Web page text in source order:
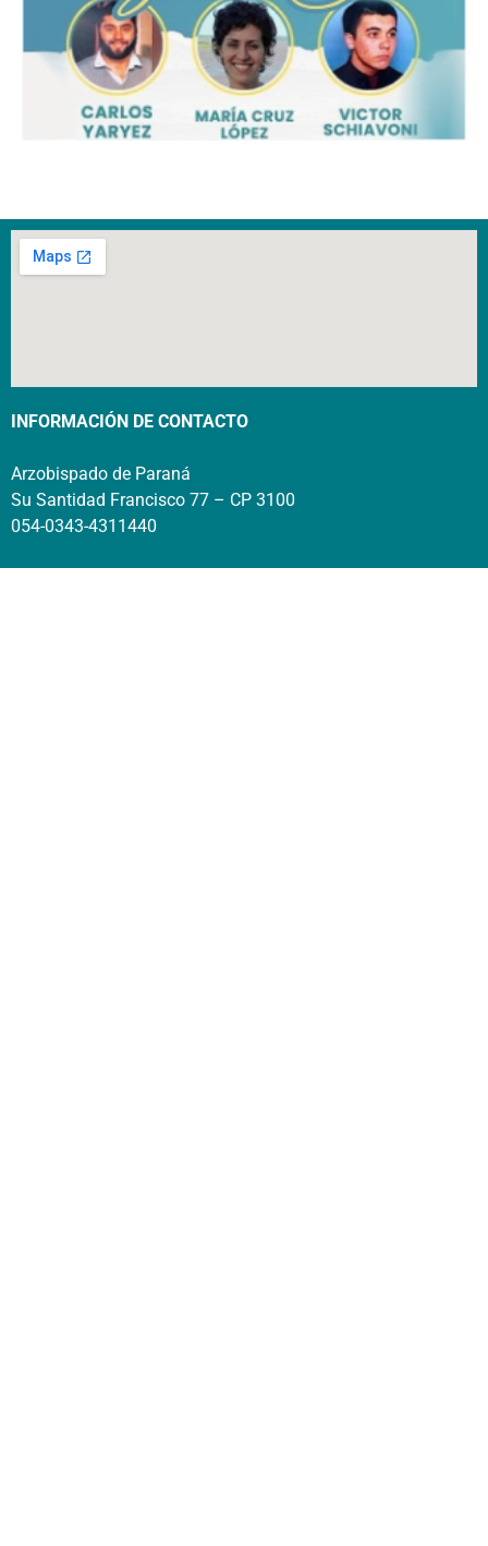
INFORMACIÓN DE CONTACTO
Arzobispado de Paraná
Su Santidad Francisco 77 – CP 3100
054-0343-4311440